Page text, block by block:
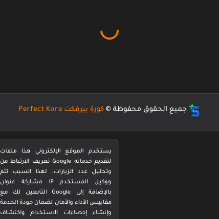
جميع الحقوق محفوظة © كورة بيرفكت Perfect Kora
يستخدم الموقع الإلكتروني هذا ملفات
تعريف الارتباط من Google لتقديم خدماته
وتحليل عدد الزيارات. لهذا السبب تتم
مشاركة عنوان IP ووكيل المستخدم
التابعين لك مع Google بالإضافة إلى
مقاييس الأداء والأمان لضمان جودة الخدمة
وإنشاء إحصاءات الاستخدام واكتشاف